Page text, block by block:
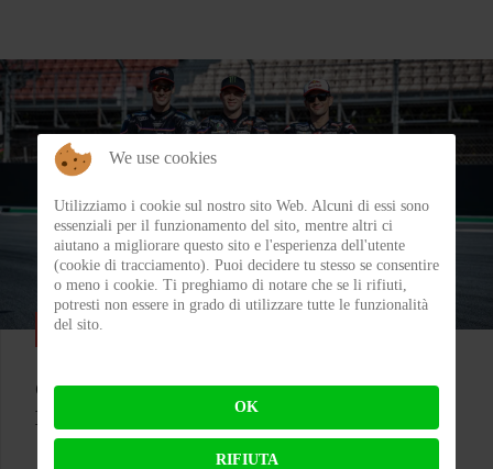
SPORT
Colpo grosso in Superbike, arrivano le 1200!
Bentornata Aprilia?
We use cookies
Utilizziamo i cookie sul nostro sito Web. Alcuni di essi sono
essenziali per il funzionamento del sito, mentre altri ci
aiutano a migliorare questo sito e l'esperienza dell'utente
(cookie di tracciamento). Puoi decidere tu stesso se consentire
o meno i cookie. Ti preghiamo di notare che se li rifiuti,
potresti non essere in grado di utilizzare tutte le funzionalità
del sito.
OK
RIFIUTA